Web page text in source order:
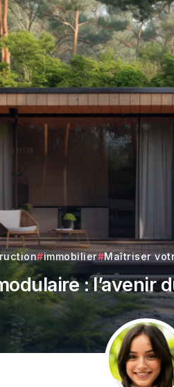
immobilier Maîtriser
: l’avenir